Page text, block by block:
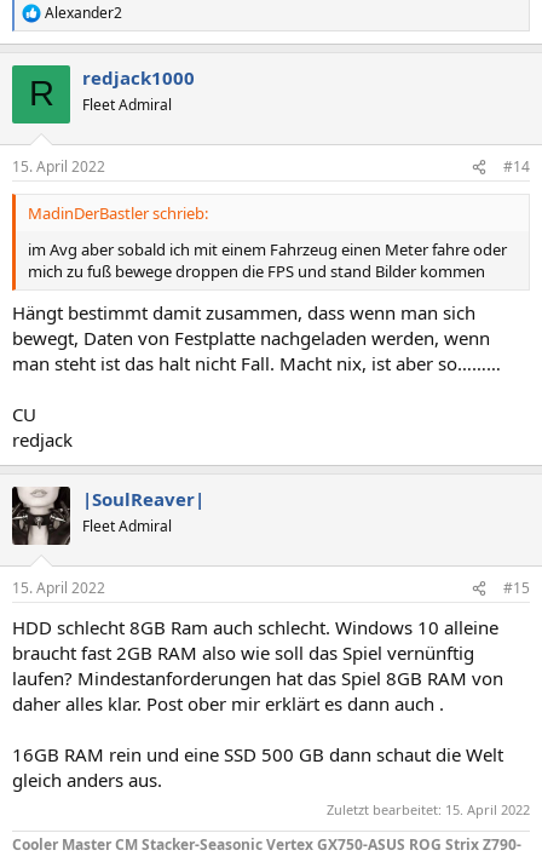
R
e
e
n
Alexander2
R redjack1000
Fleet Admiral
15. April 2022 #14
MadinDerBastler schrieb:
im Avg aber sobald ich mit einem Fahrzeug einen Meter fahre oder
mich zu fuß bewege droppen die FPS und stand Bilder kommen
Hängt bestimmt damit zusammen, dass wenn man sich
bewegt, Daten von Festplatte nachgeladen werden, wenn
man steht ist das halt nicht Fall. Macht nix, ist aber so………
CU
redjack
|SoulReaver|
Fleet Admiral
15. April 2022 #15
HDD schlecht 8GB Ram auch schlecht. Windows 10 alleine
braucht fast 2GB RAM also wie soll das Spiel vernünftig
laufen? Mindestanforderungen hat das Spiel 8GB RAM von
daher alles klar. Post ober mir erklärt es dann auch .
16GB RAM rein und eine SSD 500 GB dann schaut die Welt
gleich anders aus.
Zuletzt bearbeitet: 15. April 2022
Cooler Master CM Stacker-Seasonic Vertex GX750-ASUS ROG Strix Z790-